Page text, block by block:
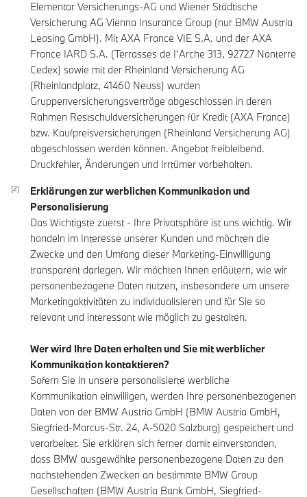
Elementar Versicherungs-AG und Wiener Städtische
Versicherung AG Vienna Insurance Group (nur BMW Austria
Leasing GmbH). Mit AXA France VIE S.A. und der AXA
France IARD S.A. (Terrasses de I’Arche 313, 92727 Nanterre
Cedex) sowie mit der Rheinland Versicherung AG
(Rheinlandplatz, 41460 Neuss) wurden
Gruppenversicherungsverträge abgeschlossen in deren
Rahmen Restschuldversicherungen für Kredit (AXA France)
bzw. Kaufpreisversicherungen (Rheinland Versicherung AG)
abgeschlossen werden können. Angebot freibleibend.
Druckfehler, Änderungen und Irrtümer vorbehalten.
Erklärungen zur werblichen Kommunikation und
Personalisierung
Das Wichtigste zuerst - Ihre Privatsphäre ist uns wichtig. Wir
handeln im Interesse unserer Kunden und möchten die
Zwecke und den Umfang dieser Marketing-Einwilligung
transparent darlegen. Wir möchten Ihnen erläutern, wie wir
personenbezogene Daten nutzen, insbesondere um unsere
Marketingaktivitäten zu individualisieren und für Sie so
relevant und interessant wie möglich zu gestalten.
Wer wird Ihre Daten erhalten und Sie mit werblicher
Kommunikation kontaktieren?
Sofern Sie in unsere personalisierte werbliche
Kommunikation einwilligen, werden Ihre personenbezogenen
Daten von der BMW Austria GmbH (BMW Austria GmbH,
Siegfried-Marcus-Str. 24, A-5020 Salzburg) gespeichert und
verarbeitet. Sie erklären sich ferner damit einverstanden,
dass BMW ausgewählte personenbezogene Daten zu den
nachstehenden Zwecken an bestimmte BMW Group
Gesellschaften (BMW Austria Bank GmbH, Siegfried-